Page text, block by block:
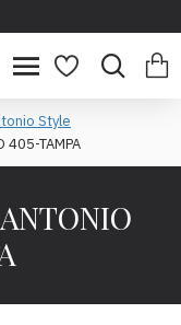
Style
405-TAMPA